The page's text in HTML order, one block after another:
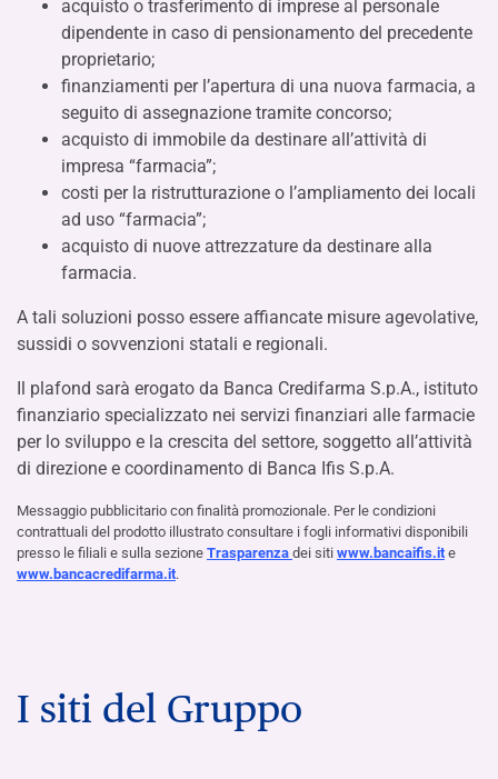
acquisto o trasferimento di imprese al personale
dipendente in caso di pensionamento del precedente
proprietario;
finanziamenti per l’apertura di una nuova farmacia, a
seguito di assegnazione tramite concorso;
acquisto di immobile da destinare all’attività di
impresa “farmacia”;
costi per la ristrutturazione o l’ampliamento dei locali
ad uso “farmacia”;
acquisto di nuove attrezzature da destinare alla
farmacia.
A tali soluzioni posso essere affiancate misure agevolative,
sussidi o sovvenzioni statali e regionali.
Il plafond sarà erogato da Banca Credifarma S.p.A., istituto
finanziario specializzato nei servizi finanziari alle farmacie
per lo sviluppo e la crescita del settore, soggetto all’attività
di direzione e coordinamento di Banca Ifis S.p.A.
Messaggio pubblicitario con finalità promozionale. Per le condizioni
contrattuali del prodotto illustrato consultare i fogli informativi disponibili
presso le filiali e sulla sezione Trasparenza dei siti www.bancaifis.it e
www.bancacredifarma.it.
I siti del Gruppo